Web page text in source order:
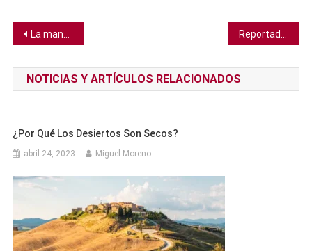
Navegación
de
entradas
La mantis marina revela el secreto para sobrevivir a sus propios golpes mortales
NOTICIAS Y ARTÍCULOS RELACIONADOS
¿Por Qué Los Desiertos Son Secos?
abril 24, 2023 Miguel Moreno